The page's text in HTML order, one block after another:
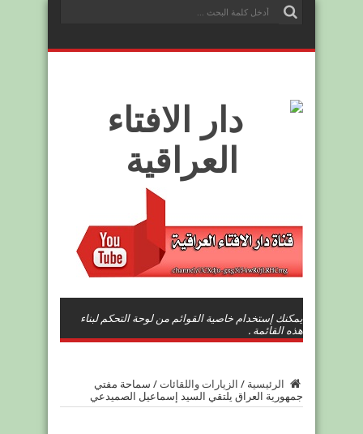
يمكنك إستخدام خاصية القوائم من لوحة التحكم لبناء
هذه القائمة .
الرئيسية / الزيارات واللقائات / سماحة مفتي
جمهورية العراق يلتقي السيد إسماعيل الصميدعي